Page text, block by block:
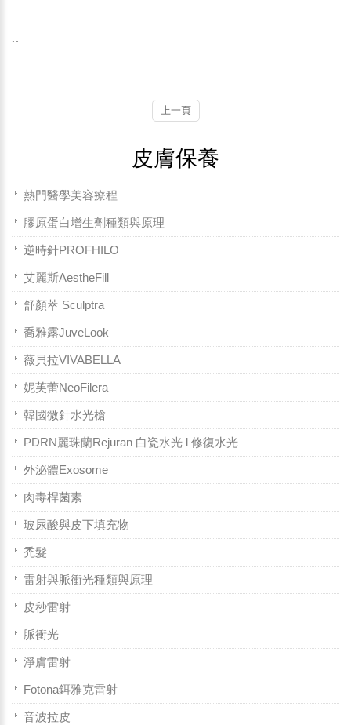
``
上一頁
皮膚保養
熱門醫學美容療程
膠原蛋白增生劑種類與原理
逆時針PROFHILO
艾麗斯AestheFill
舒顏萃 Sculptra
喬雅露JuveLook
薇貝拉VIVABELLA
妮芙蕾NeoFilera
韓國微針水光槍
PDRN麗珠蘭Rejuran 白瓷水光 l 修復水光
外泌體Exosome
肉毒桿菌素
玻尿酸與皮下填充物
禿髮
雷射與脈衝光種類與原理
皮秒雷射
脈衝光
淨膚雷射
Fotona鉺雅克雷射
音波拉皮